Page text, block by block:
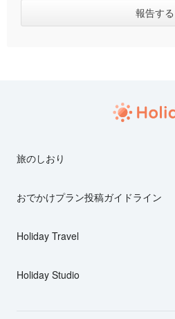
旅のしおり
おでかけプラン投稿ガイドライン
Holiday Travel
Holiday Studio